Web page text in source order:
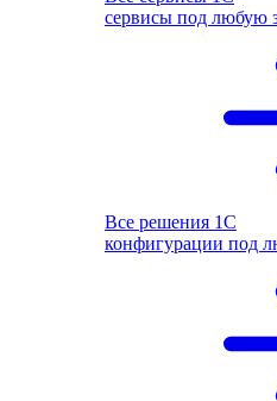
сервисы под любую
Все решения 1С
конфигурации под